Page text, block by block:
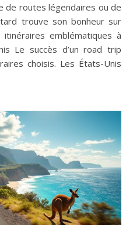
de routes légendaires ou de
trouve son bonheur sur
emblématiques à
Le succès d’un road trip
choisis. Les États-Unis